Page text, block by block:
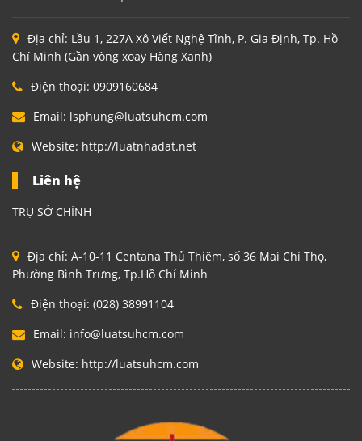
Địa chỉ: Lầu 1, 227A Xô Viết Nghệ Tĩnh, P. Gia Định, Tp. Hồ
Chí Minh (Gần vòng xoay Hàng Xanh)
Điện thoại: 0909160684
Email: lsphung@luatsuhcm.com
Website: http://luatnhadat.net
Liên hệ
TRỤ SỞ CHÍNH
Địa chỉ: A-10-11 Centana Thủ Thiêm, số 36 Mai Chí Thọ,
Phường Bình Trưng, Tp.Hồ Chí Minh
Điện thoại: (028) 38991104
Email: info@luatsuhcm.com
Website: http://luatsuhcm.com